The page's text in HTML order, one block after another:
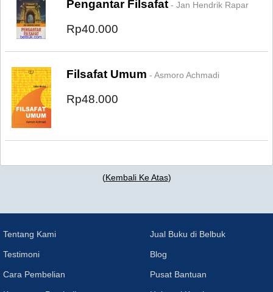
Pengantar Filsafat - Jan Hendrik Rapar
Rp40.000
Filsafat Umum - Asmoro Achmadi
Rp48.000
(Kembali Ke Atas)
Tentang Kami
Testimoni
Cara Pembelian
Jual Buku di Belbuk
Blog
Pusat Bantuan